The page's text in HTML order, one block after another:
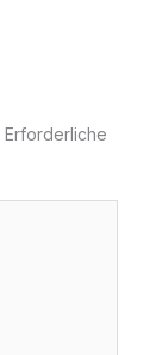
Erforderliche